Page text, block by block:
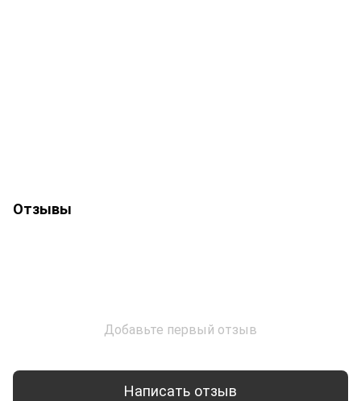
Отзывы
Добавьте первый отзыв
Написать отзыв